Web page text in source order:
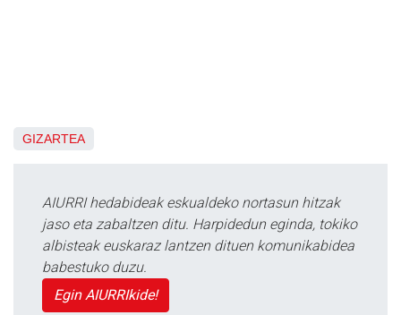
GIZARTEA
AIURRI hedabideak eskualdeko nortasun hitzak
jaso eta zabaltzen ditu. Harpidedun eginda, tokiko
albisteak euskaraz lantzen dituen komunikabidea
babestuko duzu.
Egin AIURRIkide!